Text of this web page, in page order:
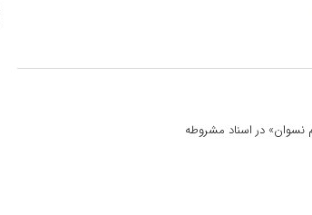
نسوان» در اسناد مشروطه